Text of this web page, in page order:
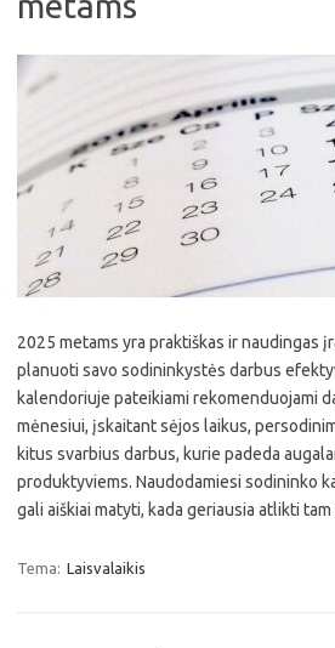
2025 metams yra praktiškas ir naudingas
planuoti savo sodininkystės darbus
kalendoriuje pateikiami rekomenduojami
mėnesiui, įskaitant sėjos laikus,
kitus svarbius darbus, kurie padeda
produktyviems. Naudodamiesi sodininko
gali aiškiai matyti, kada geriausia atlikti
Tema: Laisvalaikis